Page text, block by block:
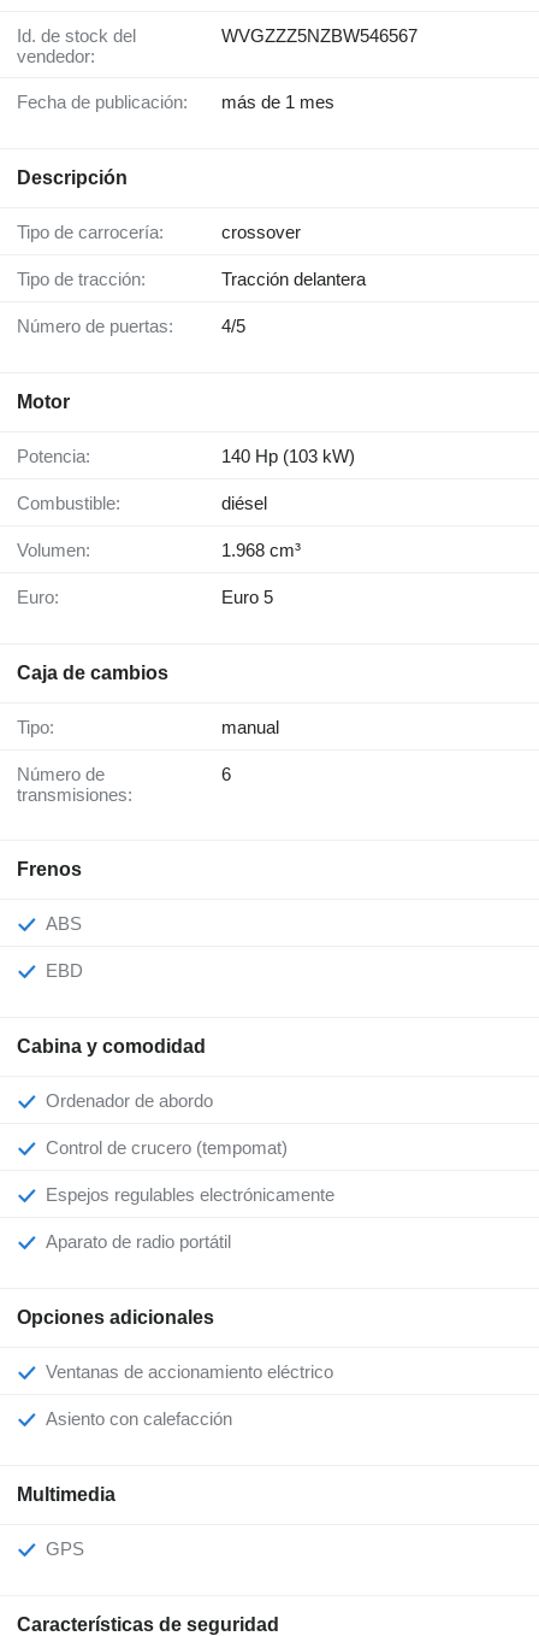
Id. de stock del
vendedor:
WVGZZZ5NZBW546567
Fecha de publicación: más de 1 mes
Descripción
Tipo de carrocería: crossover
Tipo de tracción: Tracción delantera
Número de puertas: 4/5
Motor
Potencia: 140 Hp (103 kW)
Combustible: diésel
Volumen: 1.968 cm³
Euro: Euro 5
Caja de cambios
Tipo: manual
Número de
transmisiones:
6
Frenos
ABS
EBD
Cabina y comodidad
Ordenador de abordo
Control de crucero (tempomat)
Espejos regulables electrónicamente
Aparato de radio portátil
Opciones adicionales
Ventanas de accionamiento eléctrico
Asiento con calefacción
Multimedia
GPS
Características de seguridad